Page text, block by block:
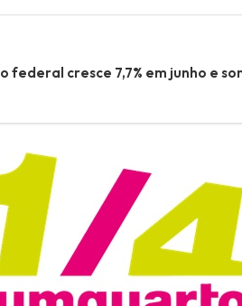
federal cresce 7,7% em junho e